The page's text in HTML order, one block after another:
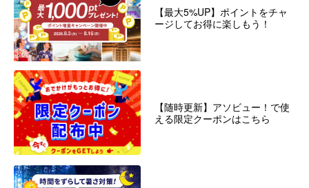
【最大5%UP】ポイントをチャ
ージしてお得に楽しもう！
【随時更新】アソビュー！で使
える限定クーポンはこちら